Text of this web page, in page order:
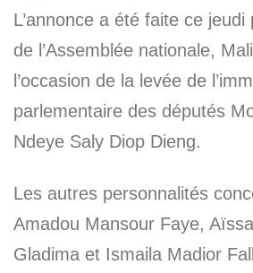
L’annonce a été faite ce
de l’Assemblée nationale,
l’occasion de la levée de
parlementaire des députés
Ndeye Saly Diop Dieng.
Les autres personnalités
Amadou Mansour Faye,
Gladima et Ismaila Madior